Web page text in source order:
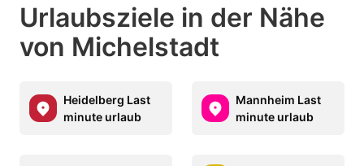
Urlaubsziele in der Nähe
von Michelstadt
Heidelberg Last
minute urlaub
Mannheim Last
minute urlaub